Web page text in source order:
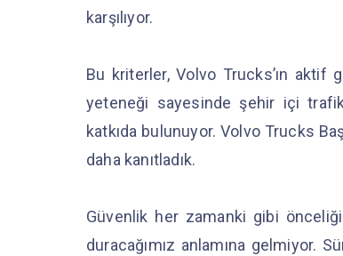
karşılıyor.
Bu kriterler, Volvo Trucks’ın
yeteneği sayesinde şehir içi trafik
katkıda bulunuyor. Volvo Trucks
daha kanıtladık.
Güvenlik her zamanki gibi
duracağımız anlamına gelmiyor.